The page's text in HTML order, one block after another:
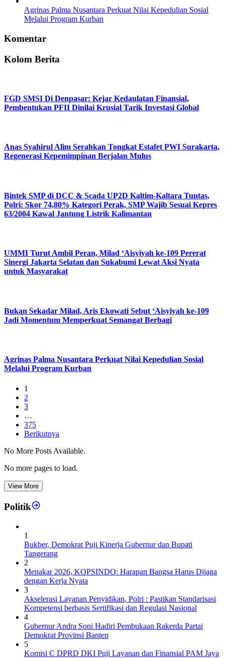
Agrinas Palma Nusantara Perkuat Nilai Kepedulian Sosial
Melalui Program Kurban
Komentar
Kolom Berita
FGD SMSI Di Denpasar: Kejar Kedaulatan Finansial,
Pembentukan PFII Dinilai Krusial Tarik Investasi Global
Anas Syahirul Alim Serahkan Tongkat Estafet PWI Surakarta,
Regenerasi Kepemimpinan Berjalan Mulus
Bintek SMP di DCC & Scada UP2D Kaltim-Kaltara Tuntas,
Polri: Skor 74,80% Kategori Perak, SMP Wajib Sesuai Kepres
63/2004 Kawal Jantung Listrik Kalimantan
UMMI Turut Ambil Peran, Milad ‘Aisyiyah ke-109 Pererat
Sinergi Jakarta Selatan dan Sukabumi Lewat Aksi Nyata
untuk Masyarakat
Bukan Sekadar Milad, Aris Ekowati Sebut ‘Aisyiyah ke-109
Jadi Momentum Memperkuat Semangat Berbagi
Agrinas Palma Nusantara Perkuat Nilai Kepedulian Sosial
Melalui Program Kurban
1
2
3
…
375
Berikutnya
No More Posts Available.
No more pages to load.
View More
Politik
1
Bukber, Demokrat Puji Kinerja Gubernur dan Bupati
Tangerang
2
Menakar 2026, KOPSINDO: Harapan Bangsa Harus Dijaga
dengan Kerja Nyata
3
Akselerasi Layanan Penyidikan, Polri : Pastikan Standarisasi
Kompetensi berbasis Sertifikasi dan Regulasi Nasional
4
Gubernur Andra Soni Hadiri Pembukaan Rakerda Partai
Demokrat Provinsi Banten
5
Komisi C DPRD DKI Puji Layanan dan Finansial PAM Jaya